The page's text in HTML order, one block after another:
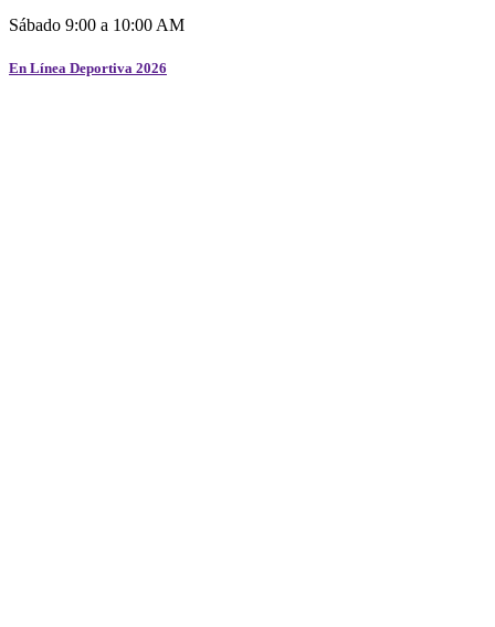
Sábado 9:00 a 10:00 AM
En Línea Deportiva 2026